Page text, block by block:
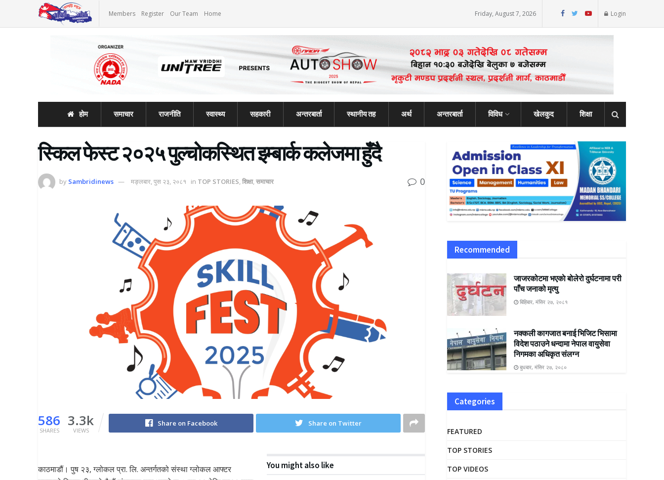
Members Register Our Team Home Friday, August 7, 2026 Login
होम समाचार राजनीति स्वास्थ्य सहकारी अन्तरबार्ता स्थानीय तह अर्थ अन्तरबार्ता विविध खेलकुद शिक्षा
स्किल फेस्ट २०२५ पुल्चोकस्थित इम्बार्क कलेजमा हुँदै
by Sambridinews मङ्लबार, पुस २३, २०८१ in TOP STORIES,शिक्षा,समाचार 0
586
SHARES
3.3k
VIEWS
Share on Facebook Share on Twitter
You might also like
काठमाडौं। पुष २३, ग्लोकल प्रा. लि. अन्तर्गतको संस्था ग्लोकल आफ्टर
Recommended
जाजरकोटमा भएकाे बोलेरो दुर्घटनामा परी
पाँच जनाको मृत्यु
बिहिबार, मंसिर २७, २०८१
नक्कली कागजात बनाई भिजिट भिसामा
विदेश पठाउने धन्दामा नेपाल वायुसेवा
निगमका अधिकृत संलग्न
बुधबार, मंसिर २७, २०८०
Categories
FEATURED
TOP STORIES
TOP VIDEOS